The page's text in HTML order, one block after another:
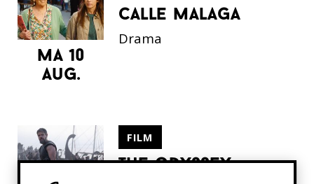
calle malaga
Drama
ma 10
aug.
the odyssey
FILM